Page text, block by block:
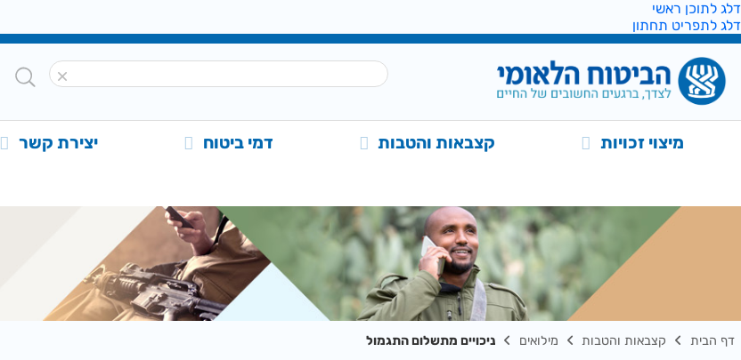
דלג לתוכן ראשי
דלג לתפריט תחתון
מיצוי זכויות קצבאות והטבות דמי ביטוח יצירת קשר
דף הבית קצבאות והטבות מילואים ניכויים מתשלום התגמול